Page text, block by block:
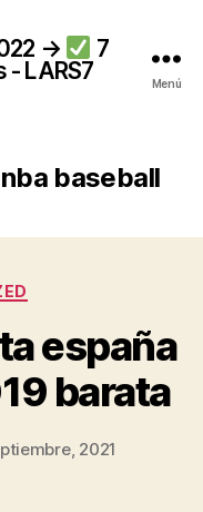
→
7
- LARS7
Menú
baseball
españa
barata
2021